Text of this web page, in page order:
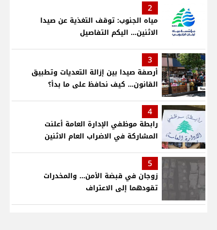
2
مياه الجنوب: توقف التغذية عن صيدا
الاثنين... اليكم التفاصيل
3
أرصفة صيدا بين إزالة التعديات وتطبيق
القانون... كيف نحافظ على ما بدأ؟
4
رابطة موظفي الإدارة العامة أعلنت
المشاركة في الاضراب العام الاثنين
5
زوجان في قبضة الأمن... والمخدرات
تقودهما إلى الاعتراف